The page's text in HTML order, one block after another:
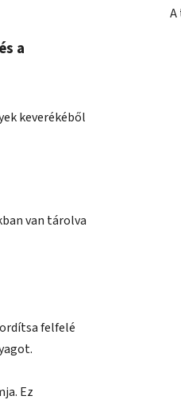
a
keverékéből
van tárolva
felfelé
Ez